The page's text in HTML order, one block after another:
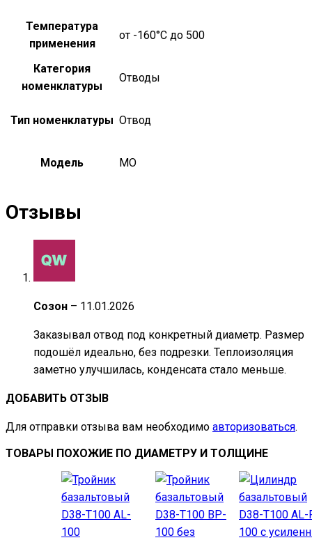
Температура
применения
от -160°С до 500
Категория
номенклатуры
Отводы
Тип номенклатуры Отвод
Модель MO
Отзывы
Созон – 11.01.2026
Заказывал отвод под конкретный диаметр. Размер
подошёл идеально, без подрезки. Теплоизоляция
заметно улучшилась, конденсата стало меньше.
ДОБАВИТЬ ОТЗЫВ
Для отправки отзыва вам необходимо авторизоваться.
ТОВАРЫ ПОХОЖИЕ ПО ДИАМЕТРУ И ТОЛЩИНЕ